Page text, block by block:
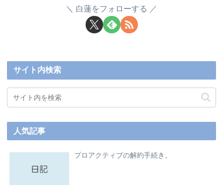
白蓮をフォローする
サイト内検索
人気記事
プロアクティブの解約手続き。